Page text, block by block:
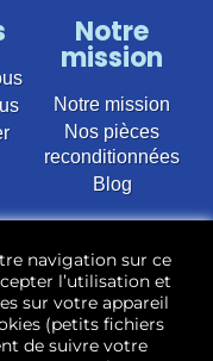
Notre
mission
Notre mission
Nos pièces
reconditionnées
Blog
modèles. Plus de
linge, Lave-
Plaques de
aspirateurs,
navigation sur ce
l’utilisation et
sur votre appareil
(petits fichiers
de suivre votre